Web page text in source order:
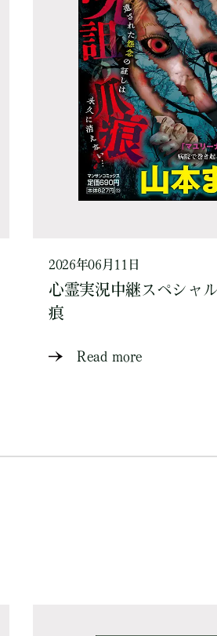
2026年06月11日
心霊実況中継スペシャ
痕
Read more